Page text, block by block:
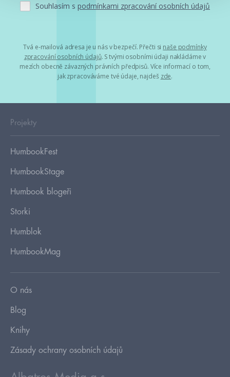
Souhlasím s podmínkami zpracování osobních údajů
Tvá e-mailová adresa je u nás v bezpečí. Přečti si naše podmínky
zpracování osobních údajů. S tvými osobními údaji nakládáme v
mezích obecně závazných právních předpisů. Více informací o tom,
jak zpracováváme tvé údaje, najdeš zde.
Projekty
HumbookFest
HumbookStage
Humbook blogeři
Storki
Humblok
HumbookMag
O nás
Blog
Knihy
Zásady ochrany osobních údajů